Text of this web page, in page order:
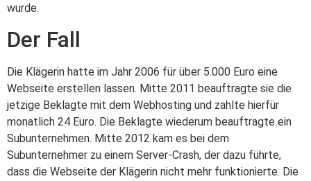
wurde.
Der Fall
Die Klägerin hatte im Jahr 2006 für über 5.000 Euro eine
Webseite erstellen lassen. Mitte 2011 beauftragte sie die
jetzige Beklagte mit dem Webhosting und zahlte hierfür
monatlich 24 Euro. Die Beklagte wiederum beauftragte ein
Subunternehmen. Mitte 2012 kam es bei dem
Subunternehmer zu einem Server-Crash, der dazu führte,
dass die Webseite der Klägerin nicht mehr funktionierte. Die